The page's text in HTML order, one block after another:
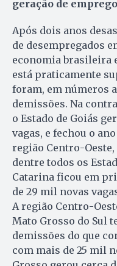
geração de
Após dois anos
de desempregados
economia brasileira
está praticamente
foram, em números
demissões. Na
o Estado de Goiás
vagas, e fechou o
região Centro-
dentre todos os
Catarina ficou em
de 29 mil novas
A região Centro-
Mato Grosso do Sul
demissões do que
com mais de 25 mil